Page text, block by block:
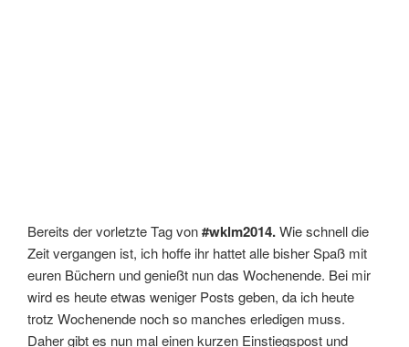
Bereits der vorletzte Tag von#wklm2014.Wie schnell die
Zeit vergangen ist, ich hoffe ihr hattet alle bisher Spaß mit
euren Büchern und genießt nun das Wochenende. Bei mir
wird es heute etwas weniger Posts geben, da ich heute
trotz Wochenende noch so manches erledigen muss.
Daher gibt es nun mal einen kurzen Einstiegspost und